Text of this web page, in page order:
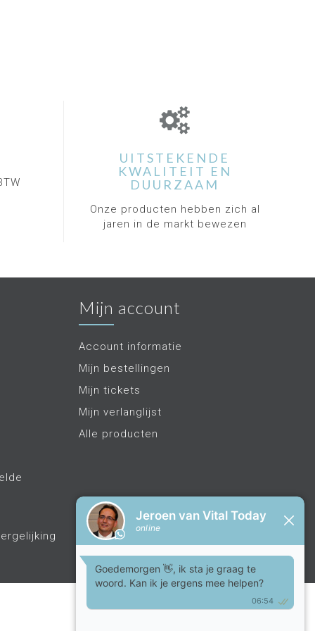
UITSTEKENDE
KWALITEIT EN
DUURZAAM
Onze producten hebben zich al
jaren in de markt bewezen
Mijn account
Account informatie
Mijn bestellingen
Mijn tickets
Mijn verlanglijst
Alle producten